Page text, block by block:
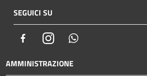
SEGUICI SU
FacebookInstagram
AMMINISTRAZIONE